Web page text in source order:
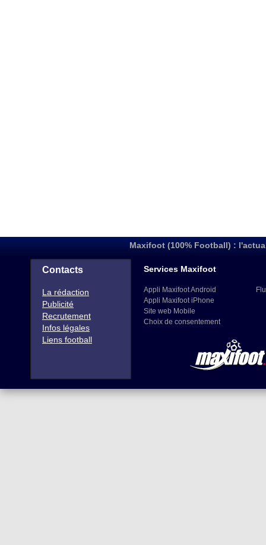
Maxifoot (100% Football) :
Contacts
La rédaction
Publicité
Recrutement
Infos légales
Liens football
Services Maxifoot
Appli Maxifoot Android
Appli Maxifoot iPhone
Site web Mobile
Choix de consentement